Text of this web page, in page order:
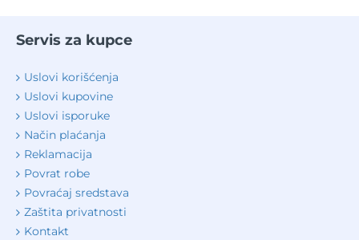
Servis za kupce
Uslovi korišćenja
Uslovi kupovine
Uslovi isporuke
Način plaćanja
Reklamacija
Povrat robe
Povraćaj sredstava
Zaštita privatnosti
Kontakt